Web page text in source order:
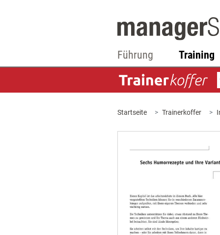
Führung Training
Startseite Trainerkoffer